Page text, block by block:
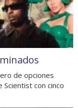
de opciones
con cinco